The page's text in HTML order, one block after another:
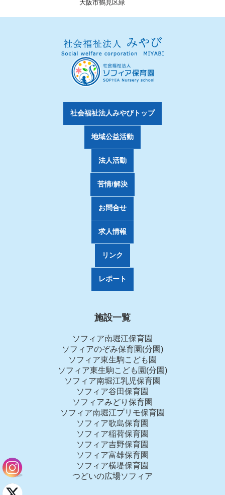
大阪市鶴見区緑
社会福祉法人みやびトップ
地域公益活動
法人活動
苦情/解決
お問合せ
求人情報
リンク
レポート
施設一覧
ソフィア南堀江保育園
ソフィアのぞみ保育園(分園)
ソフィア東生駒こども園
ソフィア東生駒こども園(分園)
ソフィア南堀江乳児保育園
ソフィア谷田保育園
ソフィアみどり保育園
ソフィア南堀江プリモ保育園
ソフィア歌島保育園
ソフィア稲荷保育園
ソフィア吉野保育園
ソフィア富雄保育園
ソフィア横堤保育園
つどいの広場ソフィア